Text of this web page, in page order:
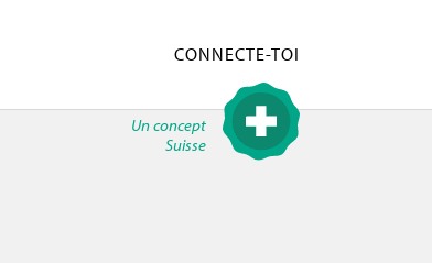
CONNECTE-TOI
Un concept
Suisse